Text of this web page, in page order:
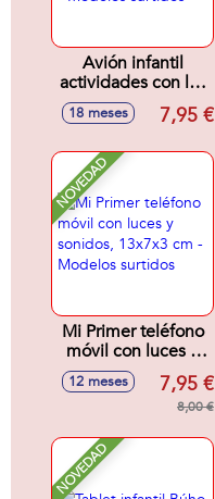
Avión infantil
actividades con luz
y sonidos
17x11x10cm -
18 meses 7,95 €
NOVEDAD
Mi Primer teléfono
móvil con luces y
sonidos, 13x7x3
cm - Modelos
12 meses 7,95 €
8,00 €
NOVEDAD